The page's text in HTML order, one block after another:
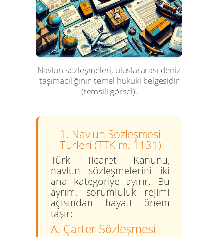
Navlun sözleşmeleri, uluslararası deniz
taşımacılığının temel hukuki belgesidir
(temsili görsel).
1. Navlun Sözleşmesi
Türleri (TTK m. 1131)
Türk Ticaret Kanunu,
navlun sözleşmelerini iki
ana kategoriye ayırır. Bu
ayrım, sorumluluk rejimi
açısından hayati önem
taşır:
A. Çarter Sözleşmesi